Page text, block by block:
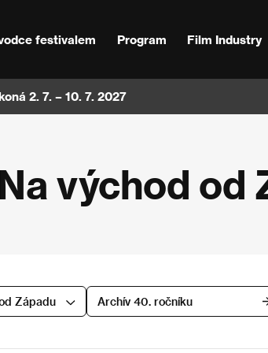
festivalem Program Film Industry
2. 7. – 10. 7. 2027
východ od
Západu Archív 40. ročníku